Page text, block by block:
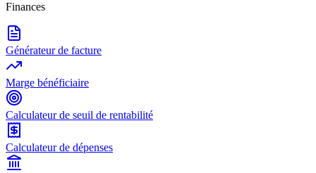
Finances
Générateur de facture
Marge bénéficiaire
Calculateur de seuil de rentabilité
Calculateur de dépenses